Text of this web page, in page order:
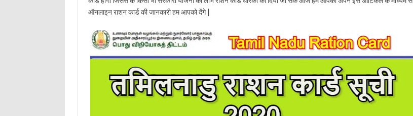
ऑनलाइन राशन कार्ड की जानकारी हम आपको देंगे |